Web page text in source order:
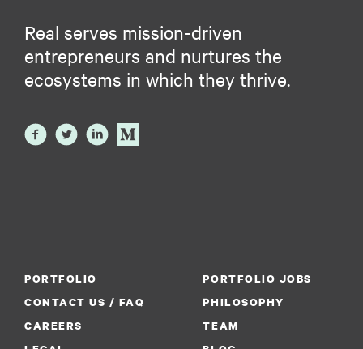
Real serves mission-driven
entrepreneurs and nurtures the
ecosystems in which they thrive.
PORTFOLIO
PORTFOLIO JOBS
CONTACT US / FAQ
PHILOSOPHY
CAREERS
TEAM